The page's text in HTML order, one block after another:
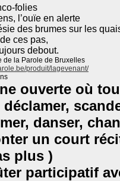
folies
l’ouïe en alerte
des brumes sur les
ces pas,
debout.
de la Parole de Bruxelles
be/produit/lagevenant/
ouverte où
danser,
un court
plus )
participatif